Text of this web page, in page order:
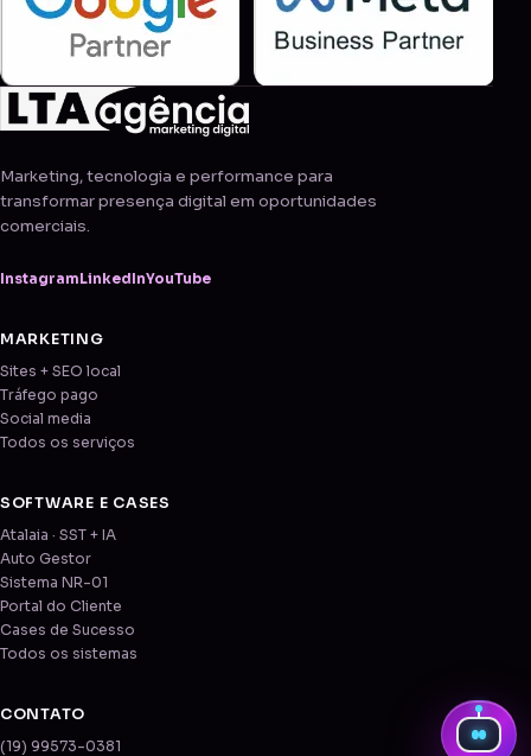
Marketing, tecnologia e performance para
transformar presença digital em oportunidades
comerciais.
Instagram LinkedInYouTube
MARKETING
Sites + SEO local
Tráfego pago
Social media
Todos os serviços
SOFTWARE E CASES
Atalaia · SST + IA
Auto Gestor
Sistema NR-01
Portal do Cliente
Cases de Sucesso
Todos os sistemas
CONTATO
(19) 99573-0381